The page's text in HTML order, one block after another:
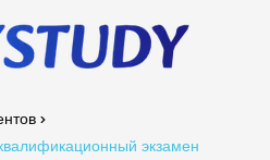
экзамен